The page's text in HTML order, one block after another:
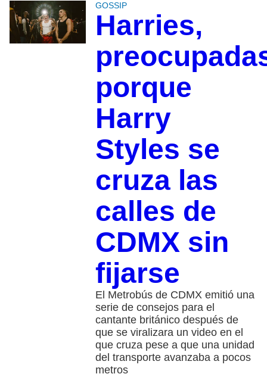
GOSSIP
Harries,
porque
Harry
Styles se
cruza las
calles de
CDMX sin
fijarse
El Metrobús de CDMX emitió una
serie de consejos para el
cantante británico después de
que se viralizara un video en el
que cruza pese a que una unidad
del transporte avanzaba a pocos
metros